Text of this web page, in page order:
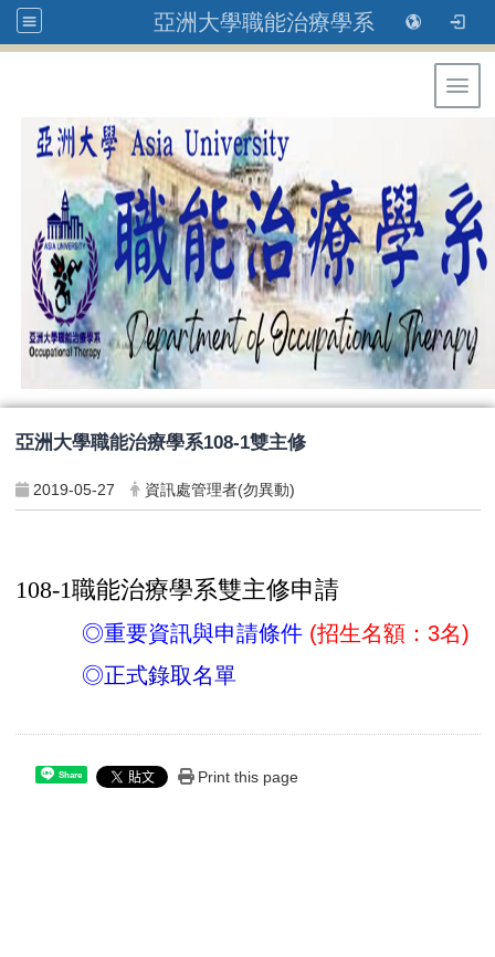
亞洲大學職能治療學系
亞洲大學職能治療學系108-1雙主修
2019-05-27 資訊處管理者(勿異動)
108-1職能治療學系雙主修申請
◎重要資訊與申請條件 (招生名額：3名)
◎正式錄取名單
Share Print this page